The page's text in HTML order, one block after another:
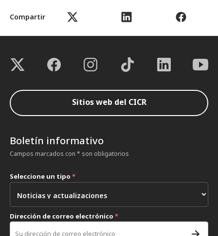
Compartir
Sitios web del CICR
Boletín informativo
Campos marcados con * son obligatorios
Seleccione un tipo *
Dirección de correo electrónico *